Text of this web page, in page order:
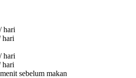
hari
hari
hari
hari
sebelum makan